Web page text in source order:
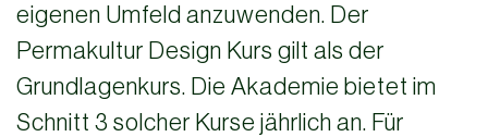
eigenen Umfeld anzuwenden. Der
Permakultur Design Kurs gilt als der
Grundlagenkurs. Die Akademie bietet im
Schnitt 3 solcher Kurse jährlich an. Für